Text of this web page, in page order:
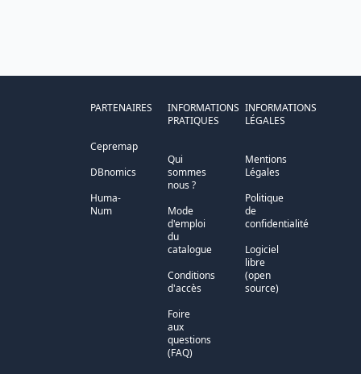
PARTENAIRES
Cepremap
DBnomics
Huma-
Num
INFORMATIONS
PRATIQUES
Qui
sommes
nous ?
Mode
d'emploi
du
catalogue
Conditions
d'accès
Foire
aux
questions
(FAQ)
INFORMATIONS
LÉGALES
Mentions
Légales
Politique
de
confidentialité
Logiciel
libre
(open
source)